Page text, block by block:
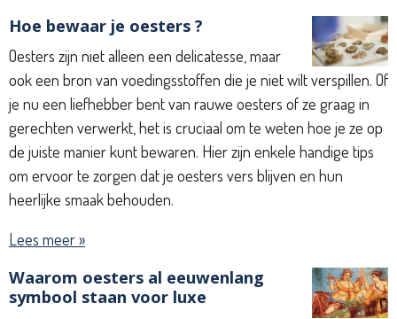
Hoe bewaar je oesters ?
Oesters zijn niet alleen een delicatesse, maar
ook een bron van voedingsstoffen die je niet wilt verspillen. Of
je nu een liefhebber bent van rauwe oesters of ze graag in
gerechten verwerkt, het is cruciaal om te weten hoe je ze op
de juiste manier kunt bewaren. Hier zijn enkele handige tips
om ervoor te zorgen dat je oesters vers blijven en hun
heerlijke smaak behouden.
Lees meer »
Waarom oesters al eeuwenlang
symbool staan voor luxe